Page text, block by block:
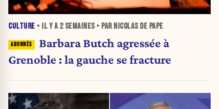
CULTURE • IL Y A 2 SEMAINES• PAR NICOLAS DE PAPE
Barbara Butch agressée à
Grenoble : la gauche se fracture